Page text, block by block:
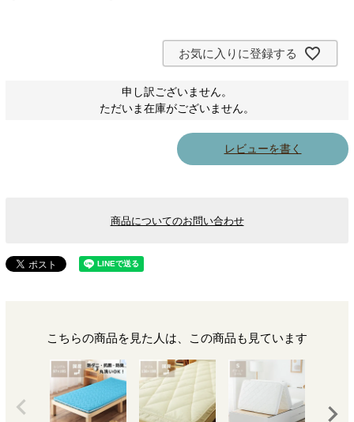
お気に入りに登録する
申し訳ございません。
ただいま在庫がございません。
レビューを書く
商品についてのお問い合わせ
こちらの商品を見た人は、この商品も見ています